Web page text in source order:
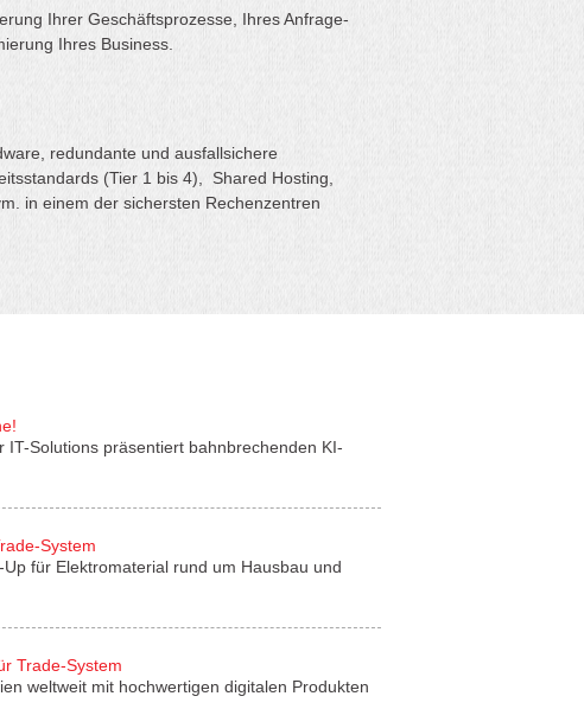
Ihrer Geschäftsprozesse, Ihres Anfrage-
Ihres Business.
redundante und ausfallsichere
(Tier 1 bis 4), Shared Hosting,
in einem der sichersten Rechenzentren
IT-Solutions präsentiert bahnbrechenden KI-
System
für Elektromaterial rund um Hausbau und
Trade-System
weltweit mit hochwertigen digitalen Produkten